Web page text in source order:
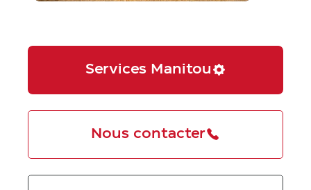
Services Manitou
Nous contacter